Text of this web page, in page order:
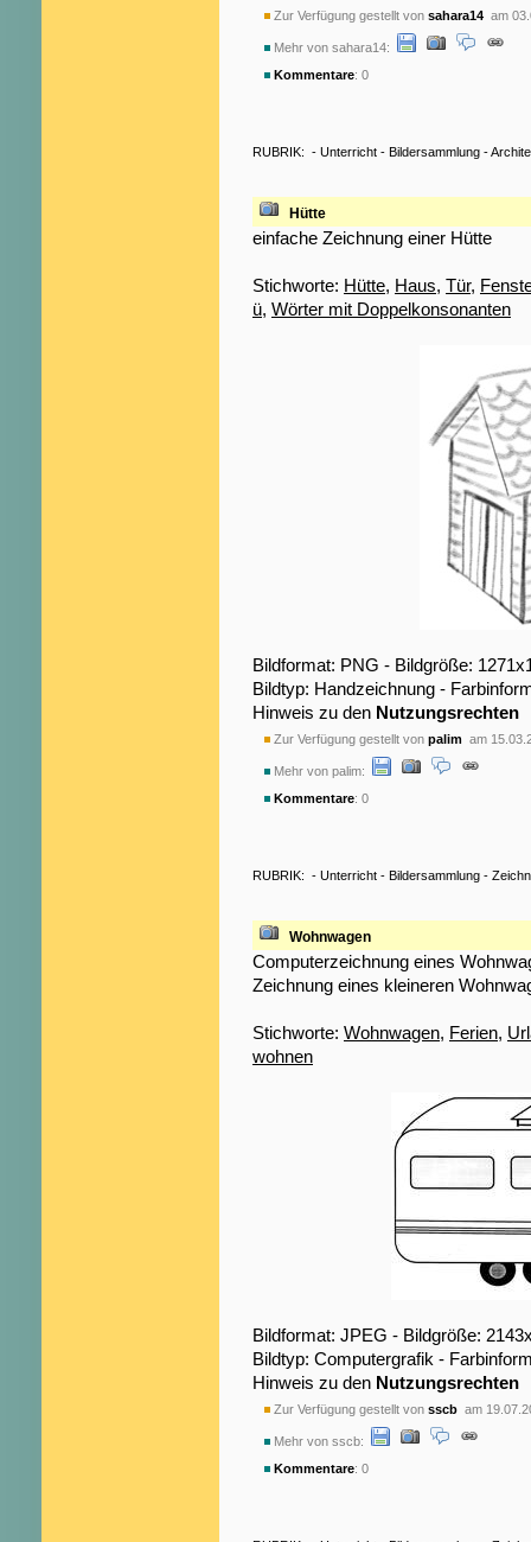
Zur Verfügung gestellt von sahara14 am
Mehr von sahara14:
Kommentare: 0
RUBRIK: - Unterricht - Bildersammlung -
Hütte
einfache Zeichnung einer Hütte
Stichworte: Hütte, Haus, Tür,
ü, Wörter mit Doppelkonsonanten
Bildformat: PNG - Bildgröße:
Bildtyp: Handzeichnung -
Hinweis zu den Nutzungsrechten
Zur Verfügung gestellt von palim am
Mehr von palim:
Kommentare: 0
RUBRIK: - Unterricht - Bildersammlung -
Wohnwagen
Computerzeichnung eines
Zeichnung eines kleineren
Stichworte: Wohnwagen, Ferien,
wohnen
Bildformat: JPEG - Bildgröße:
Bildtyp: Computergrafik -
Hinweis zu den Nutzungsrechten
Zur Verfügung gestellt von sscb am
Mehr von sscb:
Kommentare: 0